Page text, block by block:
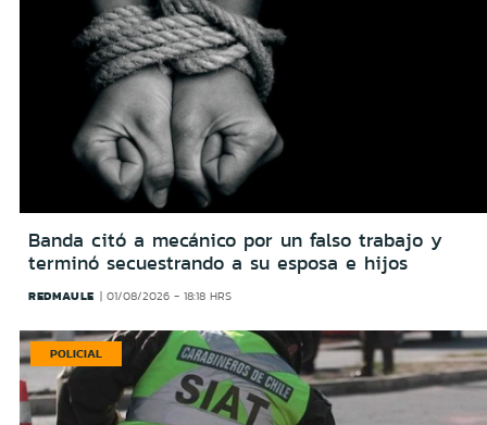
Banda citó a mecánico por un falso trabajo y
terminó secuestrando a su esposa e hijos
REDMAULE 01/08/2026 - 18:18 HRS
POLICIAL